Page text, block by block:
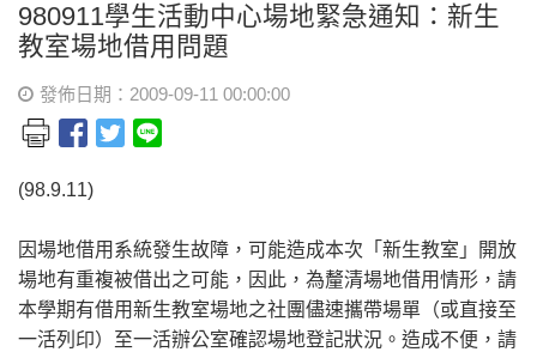
980911學生活動中心場地緊急通知：新生
教室場地借用問題
發佈日期：2009-09-11 00:00:00
(98.9.11)
因場地借用系統發生故障，可能造成本次「新生教室」開放
場地有重複被借出之可能，因此，為釐清場地借用情形，請
本學期有借用新生教室場地之社團儘速攜帶場單（或直接至
一活列印）至一活辦公室確認場地登記狀況。造成不便，請